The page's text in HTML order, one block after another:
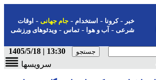
-کرونا-استخدام- جام جهانی-اوقات
شرعی-آب و هوا-تماس-ویدئوهای ورزشی
13:30 | 1405/5/18
سرویسها